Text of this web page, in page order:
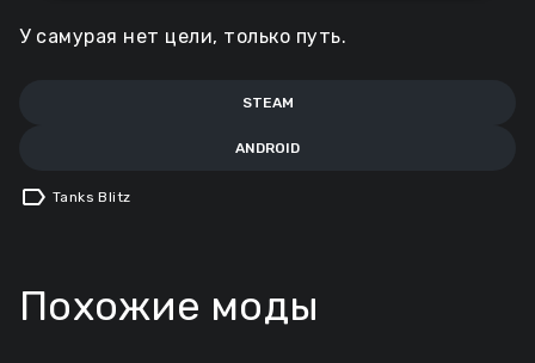
У самурая нет цели, только путь.
STEAM
ANDROID
label Tanks Blitz
Похожие моды